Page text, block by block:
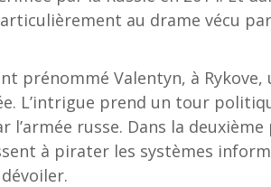
au drame vécu
prénommé Valentyn, à
L’intrigue prend un tour
l’armée russe. Dans la
à pirater les systèmes